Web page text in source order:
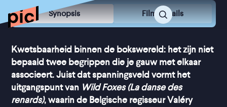
Synopsis Film Details
Kwetsbaarheid binnen de bokswereld: het zijn niet
bepaald twee begrippen die je gauw met elkaar
associeert. Juist dat spanningsveld vormt het
uitgangspunt van Wild Foxes (La danse des
renards), waarin de Belgische regisseur Valéry